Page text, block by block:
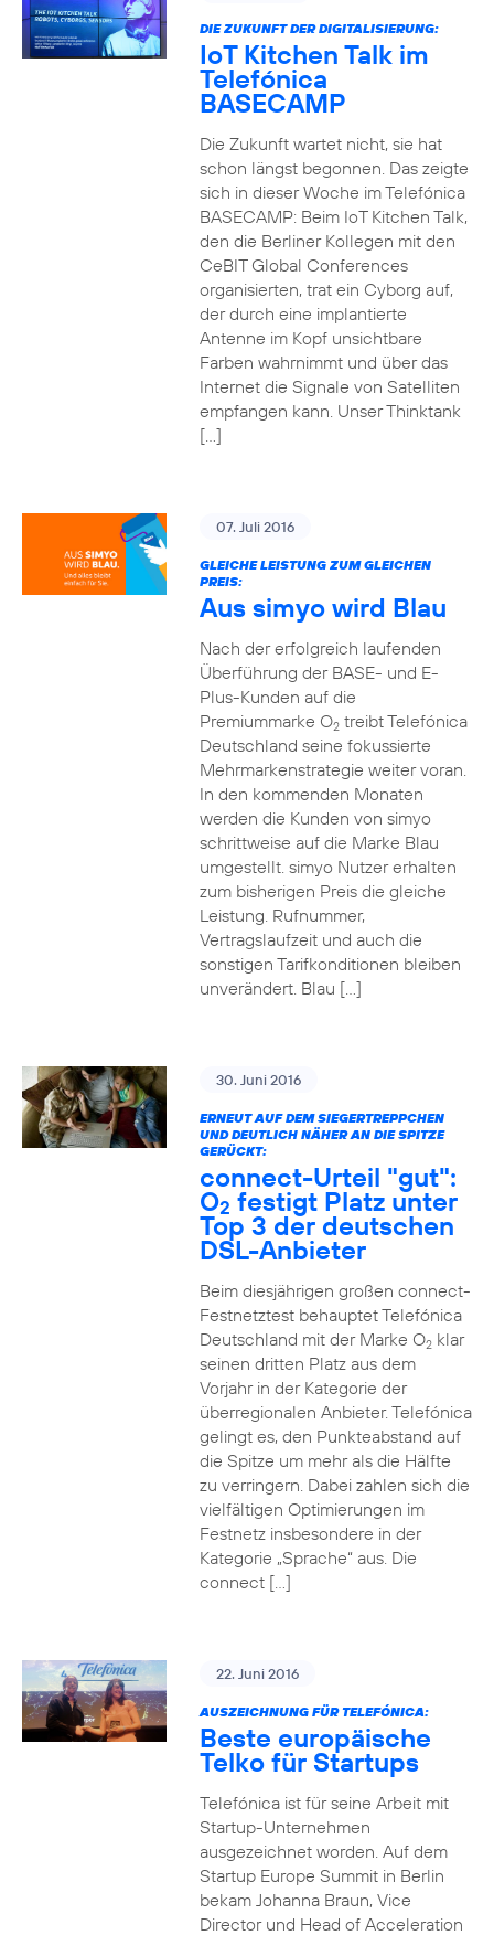
DIE ZUKUNFT DER DIGITALISIERUNG:
IoT Kitchen Talk im
Telefónica
BASECAMP
Die Zukunft wartet nicht, sie hat
schon längst begonnen. Das zeigte
sich in dieser Woche im Telefónica
BASECAMP: Beim IoT Kitchen Talk,
den die Berliner Kollegen mit den
CeBIT Global Conferences
organisierten, trat ein Cyborg auf,
der durch eine implantierte
Antenne im Kopf unsichtbare
Farben wahrnimmt und über das
Internet die Signale von Satelliten
empfangen kann. Unser Thinktank
[…]
07. Juli 2016
GLEICHE LEISTUNG ZUM GLEICHEN
PREIS:
Aus simyo wird Blau
Nach der erfolgreich laufenden
Überführung der BASE- und E-
Plus-Kunden auf die
Premiummarke O2treibt Telefónica
Deutschland seine fokussierte
Mehrmarkenstrategie weiter voran.
In den kommenden Monaten
werden die Kunden von simyo
schrittweise auf die Marke Blau
umgestellt. simyo Nutzer erhalten
zum bisherigen Preis die gleiche
Leistung. Rufnummer,
Vertragslaufzeit und auch die
sonstigen Tarifkonditionen bleiben
unverändert. Blau […]
30. Juni 2016
ERNEUT AUF DEM SIEGERTREPPCHEN
UND DEUTLICH NÄHER AN DIE SPITZE
GERÜCKT:
connect-Urteil "gut":
O2 festigt Platz unter
Top 3 der deutschen
DSL-Anbieter
Beim diesjährigen großen connect-
Festnetztest behauptet Telefónica
Deutschland mit der Marke O2klar
seinen dritten Platz aus dem
Vorjahr in der Kategorie der
überregionalen Anbieter. Telefónica
gelingt es, den Punkteabstand auf
die Spitze um mehr als die Hälfte
zu verringern. Dabei zahlen sich die
vielfältigen Optimierungen im
Festnetz insbesondere in der
Kategorie „Sprache“ aus. Die
connect […]
22. Juni 2016
AUSZEICHNUNG FÜR TELEFÓNICA:
Beste europäische
Telko für Startups
Telefónica ist für seine Arbeit mit
Startup-Unternehmen
ausgezeichnet worden. Auf dem
Startup Europe Summit in Berlin
bekam Johanna Braun, Vice
Director und Head of Acceleration